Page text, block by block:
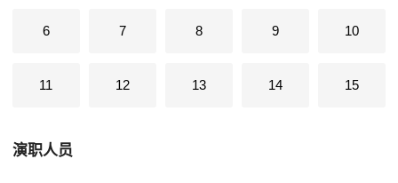
6 7 8 9 10
11 12 13 14 15
演职人员